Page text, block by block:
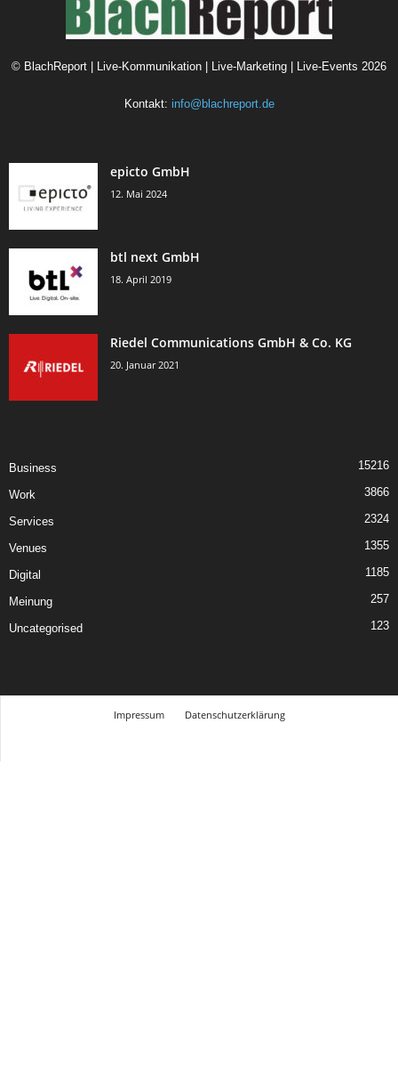
© BlachReport | Live-Kommunikation | Live-Marketing | Live-Events 2026
Kontakt: info@blachreport.de
epicto GmbH
12. Mai 2024
btl next GmbH
18. April 2019
Riedel Communications GmbH & Co. KG
20. Januar 2021
Business 15216
Work 3866
Services 2324
Venues 1355
Digital 1185
Meinung 257
Uncategorised 123
Impressum
Datenschutzerklärung